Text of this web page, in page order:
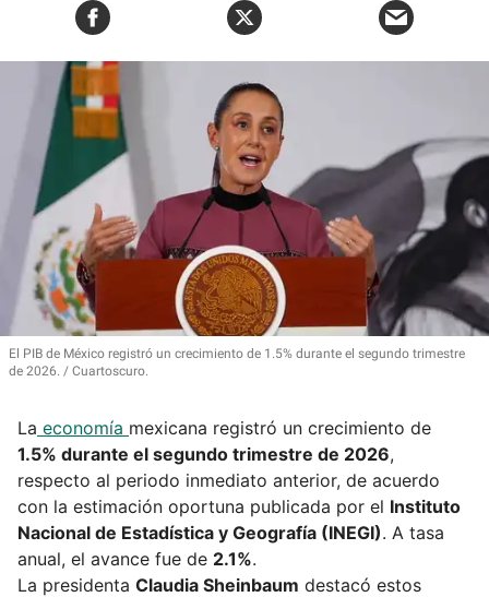
El PIB de México registró un crecimiento de 1.5% durante el segundo trimestre
de 2026.
Cuartoscuro.
La economía mexicana registró un crecimiento de
1.5% durante el segundo trimestre de 2026,
respecto al periodo inmediato anterior, de acuerdo
con la estimación oportuna publicada por el Instituto
Nacional de Estadística y Geografía (INEGI). A tasa
anual, el avance fue de 2.1%.
La presidenta Claudia Sheinbaum destacó estos